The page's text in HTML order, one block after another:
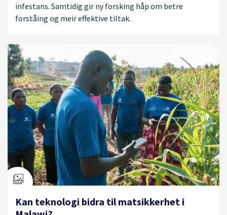
infestans. Samtidig gir ny forsking håp om betre
forståing og meir effektive tiltak.
Kan teknologi bidra til matsikkerhet i